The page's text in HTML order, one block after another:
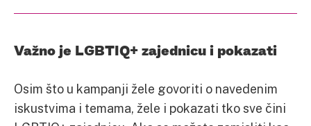
Važno je LGBTIQ+ zajednicu i pokazati
Osim što u kampanji žele govoriti o navedenim
iskustvima i temama, žele i pokazati tko sve čini